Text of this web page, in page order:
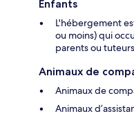
Enfants
L'hébergement
ou moins) qui
parents ou
Animaux de
Animaux de
Animaux